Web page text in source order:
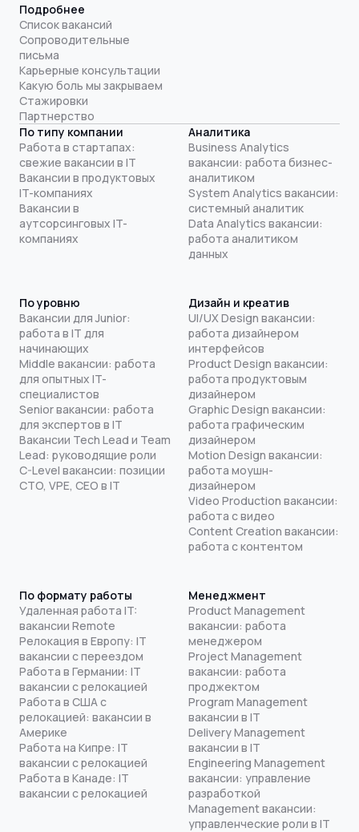
Подробнее
Список вакансий
Сопроводительные
письма
Карьерные консультации
Какую боль мы закрываем
Стажировки
Партнерство
По типу компании
Работа в стартапах:
свежие вакансии в IT
Вакансии в продуктовых
IT-компаниях
Вакансии в
аутсорсинговых IT-
компаниях
Аналитика
Business Analytics
вакансии: работа бизнес-
аналитиком
System Analytics вакансии:
системный аналитик
Data Analytics вакансии:
работа аналитиком
данных
По уровню
Вакансии для Junior:
работа в IT для
начинающих
Middle вакансии: работа
для опытных IT-
специалистов
Senior вакансии: работа
для экспертов в IT
Вакансии Tech Lead и Team
Lead: руководящие роли
C-Level вакансии: позиции
CTO, VPE, CEO в IT
Дизайн и креатив
UI/UX Design вакансии:
работа дизайнером
интерфейсов
Product Design вакансии:
работа продуктовым
дизайнером
Graphic Design вакансии:
работа графическим
дизайнером
Motion Design вакансии:
работа моушн-
дизайнером
Video Production вакансии:
работа с видео
Content Creation вакансии:
работа с контентом
По формату работы
Удаленная работа IT:
вакансии Remote
Релокация в Европу: IT
вакансии с переездом
Работа в Германии: IT
вакансии с релокацией
Работа в США с
релокацией: вакансии в
Америке
Работа на Кипре: IT
вакансии с релокацией
Работа в Канаде: IT
вакансии с релокацией
Менеджмент
Product Management
вакансии: работа
менеджером
Project Management
вакансии: работа
проджектом
Program Management
вакансии в IT
Delivery Management
вакансии в IT
Engineering Management
вакансии: управление
разработкой
Management вакансии:
управленческие роли в IT